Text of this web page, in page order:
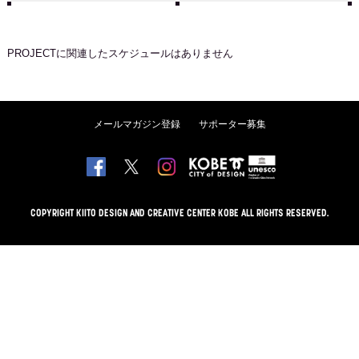
PROJECTに関連したスケジュールはありません
メールマガジン登録 サポーター募集
COPYRIGHT KIITO DESIGN AND CREATIVE CENTER KOBE ALL RIGHTS RESERVED.